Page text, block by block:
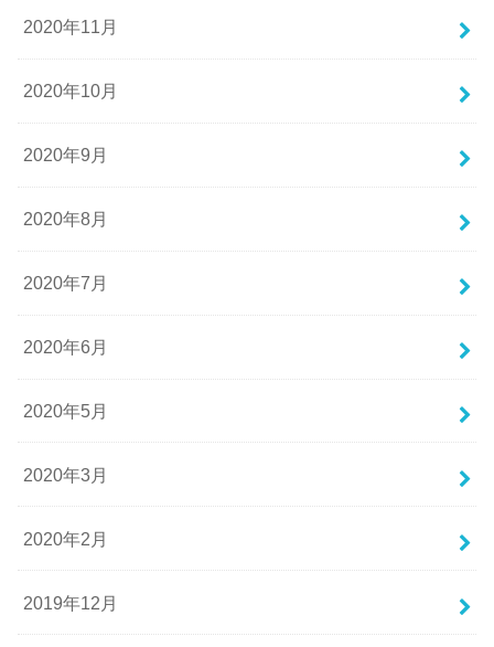
2020年11月
2020年10月
2020年9月
2020年8月
2020年7月
2020年6月
2020年5月
2020年3月
2020年2月
2019年12月